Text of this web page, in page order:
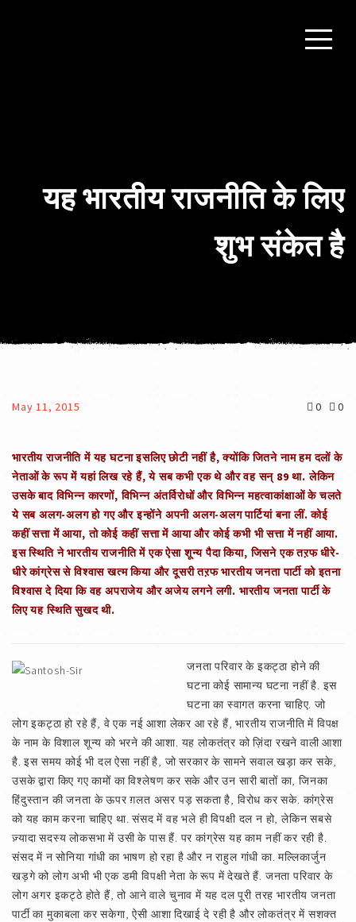
यह भारतीय राजनीति के लिए
शुभ संकेत है
May 11, 2015 0 0
भारतीय राजनीति में यह घटना इसलिए छोटी नहीं है, क्योंकि जितने नाम हम दलों के
नेताओं के रूप में यहां लिख रहे हैं, ये सब कभी एक थे और वह सन्‌ 89 था. लेकिन
उसके बाद विभिन्न कारणों, विभिन्न अंतर्विरोधों और विभिन्न महत्वाकांक्षाओं के चलते
ये सब अलग-अलग हो गए और इन्होंने अपनी अलग-अलग पार्टियां बना लीं. कोई
कहीं सत्ता में आया, तो कोई कहीं सत्ता में आया और कोई कभी भी सत्ता में नहीं आया.
इस स्थिति ने भारतीय राजनीति में एक ऐसा शून्य पैदा किया, जिसने एक तऱफ धीरे-
धीरे कांग्रेस से विश्वास खत्म किया और दूसरी तऱफ भारतीय जनता पार्टी को इतना
विश्वास दे दिया कि वह अपराजेय और अजेय लगने लगी. भारतीय जनता पार्टी के
लिए यह स्थिति सुखद थी.
जनता परिवार के इकट्ठा होने की
घटना कोई सामान्य घटना नहीं है. इस
घटना का स्वागत करना चाहिए. जो
लोग इकट्ठा हो रहे हैं, वे एक नई आशा लेकर आ रहे हैं, भारतीय राजनीति में विपक्ष
के नाम के विशाल शून्य को भरने की आशा. यह लोकतंत्र को ज़िंदा रखने वाली आशा
है. इस समय कोई भी दल ऐसा नहीं है, जो सरकार के सामने सवाल खड़ा कर सके,
उसके द्वारा किए गए कामों का विश्लेषण कर सके और उन सारी बातों का, जिनका
हिंदुस्तान की जनता के ऊपर ग़लत असर पड़ सकता है, विरोध कर सके. कांग्रेस
को यह काम करना चाहिए था. संसद में वह भले ही विपक्षी दल न हो, लेकिन सबसे
ज़्यादा सदस्य लोकसभा में उसी के पास हैं. पर कांग्रेस यह काम नहीं कर रही है.
संसद में न सोनिया गांधी का भाषण हो रहा है और न राहुल गांधी का. मल्लिकार्जुन
खड़गे को लोग अभी भी एक डमी विपक्षी नेता के रूप में देखते हैं. जनता परिवार के
लोग अगर इकट्ठे होते हैं, तो आने वाले चुनाव में यह दल पूरी तरह भारतीय जनता
पार्टी का मुकाबला कर सकेगा, ऐसी आशा दिखाई दे रही है और लोकतंत्र में सशक्त